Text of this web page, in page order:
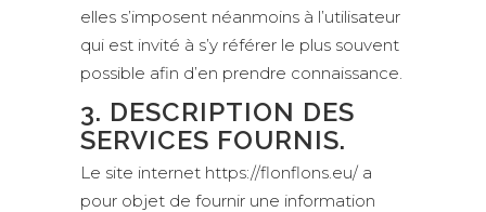
elles s’imposent néanmoins à l’utilisateur
qui est invité à s’y référer le plus souvent
possible afin d’en prendre connaissance.
3. DESCRIPTION DES
SERVICES FOURNIS.
Le site internet https://flonflons.eu/ a
pour objet de fournir une information